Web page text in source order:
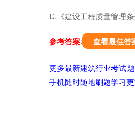
D.《建设工程质量管理条
参考答案: 查看最佳答
更多最新建筑行业考试
手机随时随地刷题学习更